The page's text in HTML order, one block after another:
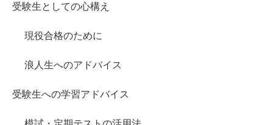
受験生としての心構え
現役合格のために
浪人生へのアドバイス
受験生への学習アドバイス